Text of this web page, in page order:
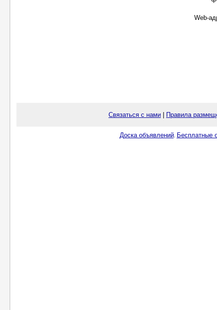
Web-
Связаться с нами Правила
Доска объявлений. Бесплатные